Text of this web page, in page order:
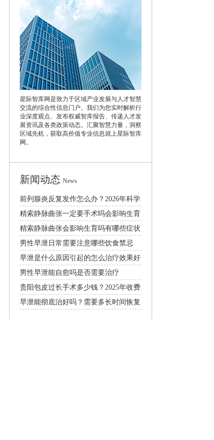
星际智库网是致力于区域产业发展与人才智慧
交流的综合性信息门户。我们为您实时解析行
业深度观点、发布权威智库报告、传递人才发
展资讯及各类政策动态。汇聚智慧力量，洞察
区域先机，获取高价值专业信息就上星际智库
网。
新闻动态 News
前列腺炎反复发作怎么办？2026年科学
治疗与日常预防护理指南
精索静脉曲张一定要手术吗会影响生育
和性生活吗
精索静脉曲张会影响生育吗有哪些症状
及治疗方法
男性早泄日常需要注意哪些饮食禁忌
早泄是什么原因引起的怎么治疗效果好
男性早泄能自愈吗是否需要治疗
贵阳包皮过长手术多少钱？2025年收费
标准
早泄能彻底治好吗？需要多长时间恢复